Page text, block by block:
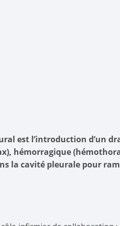
est l’introduction d’un
hémorragique
la cavité pleurale pour